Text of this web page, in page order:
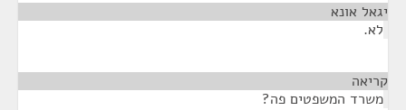
יגאל אונא
לא.
קריאה
משרד המשפטים פה?